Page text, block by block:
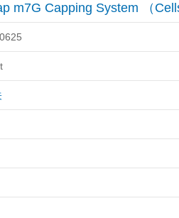
& Associates
Maine Standards
AbD Serotec
m7G Capping System （